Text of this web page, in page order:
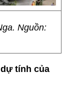
Nguồn:
tính của